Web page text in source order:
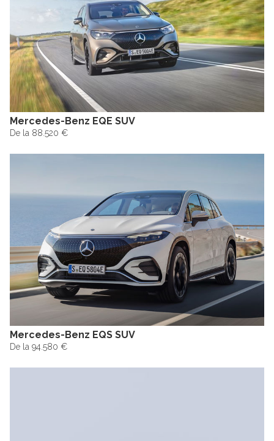
Mercedes-Benz EQE SUV
De la 88.520 €
Mercedes-Benz EQS SUV
De la 94.580 €